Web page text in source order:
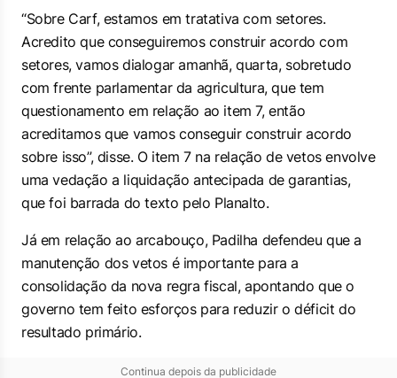
“Sobre Carf, estamos em tratativa com setores.
Acredito que conseguiremos construir acordo com
setores, vamos dialogar amanhã, quarta, sobretudo
com frente parlamentar da agricultura, que tem
questionamento em relação ao item 7, então
acreditamos que vamos conseguir construir acordo
sobre isso”, disse. O item 7 na relação de vetos envolve
uma vedação a liquidação antecipada de garantias,
que foi barrada do texto pelo Planalto.
Já em relação ao arcabouço, Padilha defendeu que a
manutenção dos vetos é importante para a
consolidação da nova regra fiscal, apontando que o
governo tem feito esforços para reduzir o déficit do
resultado primário.
Continua depois da publicidade